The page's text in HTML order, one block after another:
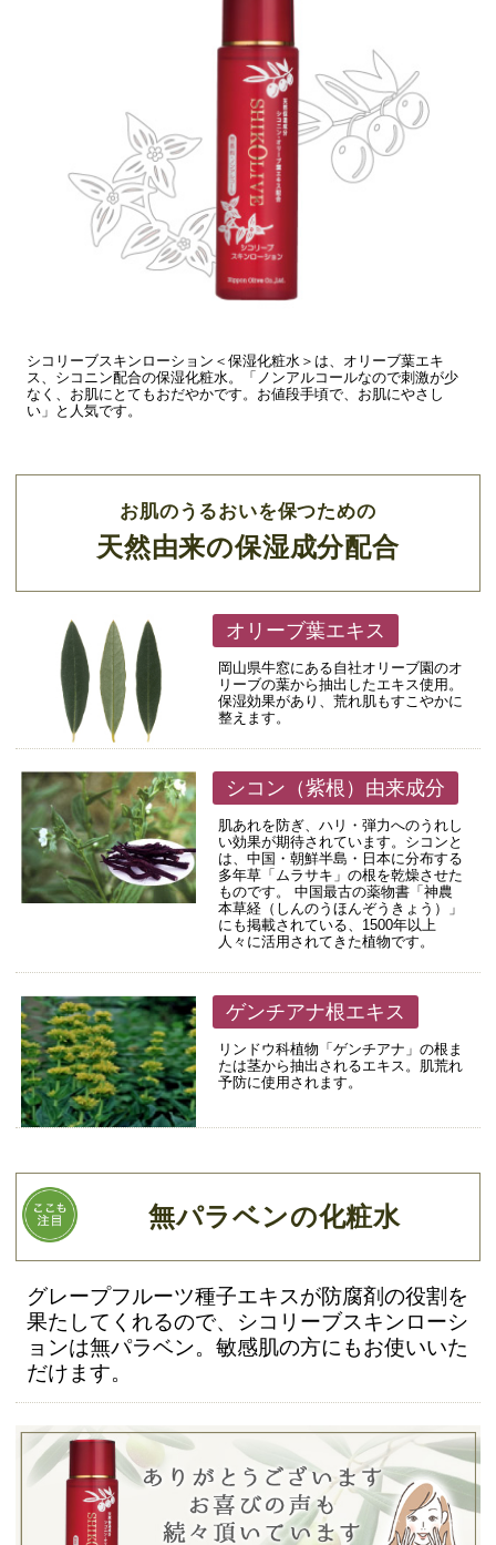
シコリーブスキンローション＜保湿化粧水＞は、オリーブ葉エキ
ス、シコニン配合の保湿化粧水。「ノンアルコールなので刺激が少
なく、お肌にとてもおだやかです。お値段手頃で、お肌にやさし
い」と人気です。
お肌のうるおいを保つための
天然由来の保湿成分配合
オリーブ葉エキス
岡山県牛窓にある自社オリーブ園のオ
リーブの葉から抽出したエキス使用。
保湿効果があり、荒れ肌もすこやかに
整えます。
シコン（紫根）由来成分
肌あれを防ぎ、ハリ・弾力へのうれし
い効果が期待されています。シコンと
は、中国・朝鮮半島・日本に分布する
多年草「ムラサキ」の根を乾燥させた
ものです。 中国最古の薬物書「神農
本草経（しんのうほんぞうきょう）」
にも掲載されている、1500年以上
人々に活用されてきた植物です。
ゲンチアナ根エキス
リンドウ科植物「ゲンチアナ」の根ま
たは茎から抽出されるエキス。肌荒れ
予防に使用されます。
無パラベンの化粧水
グレープフルーツ種子エキスが防腐剤の役割を
果たしてくれるので、シコリーブスキンローシ
ョンは無パラベン。敏感肌の方にもお使いいた
だけます。